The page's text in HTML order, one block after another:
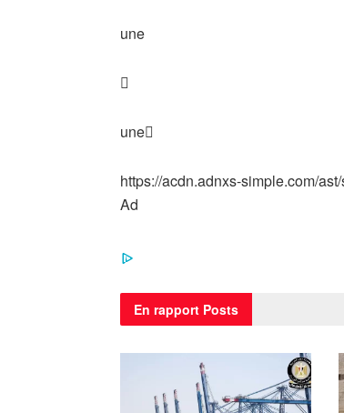
une

une
https://acdn.adnxs-simple.com/
Ad
En rapport Posts